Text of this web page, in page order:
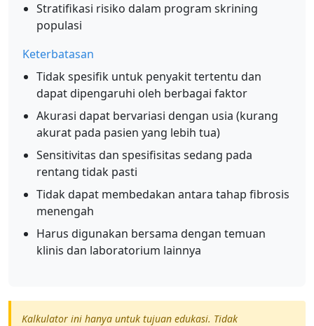
Stratifikasi risiko dalam program skrining
populasi
Keterbatasan
Tidak spesifik untuk penyakit tertentu dan
dapat dipengaruhi oleh berbagai faktor
Akurasi dapat bervariasi dengan usia (kurang
akurat pada pasien yang lebih tua)
Sensitivitas dan spesifisitas sedang pada
rentang tidak pasti
Tidak dapat membedakan antara tahap fibrosis
menengah
Harus digunakan bersama dengan temuan
klinis dan laboratorium lainnya
Kalkulator ini hanya untuk tujuan edukasi. Tidak